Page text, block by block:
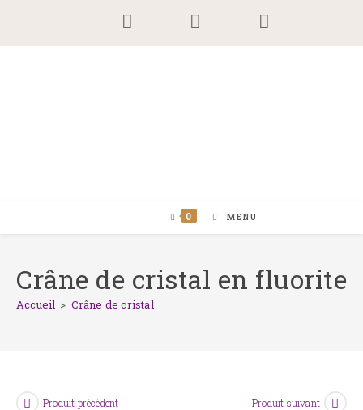
content
0 MENU
Crâne de cristal en fluorite
Accueil > Crâne de cristal
Produit précédent Produit suivant